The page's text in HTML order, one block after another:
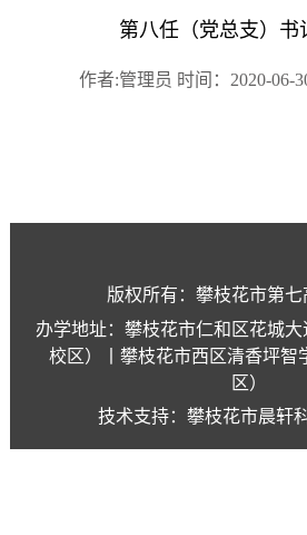
第八任（党总支）书
作者:管理员 时间：2020-06-
版权所有：攀枝花市第
办学地址：攀枝花市仁和区花城
校区）丨攀枝花市西区清香坪智
区）
技术支持：攀枝花市晨轩